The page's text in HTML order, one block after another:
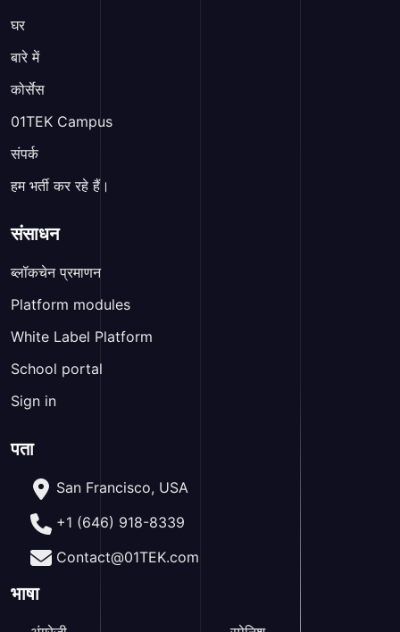
घर
बारे में
कोर्सेस
01TEK Campus
संपर्क
हम भर्ती कर रहे हैं।
संसाधन
ब्लॉकचेन प्रमाणन
Platform modules
White Label Platform
School portal
Sign in
पता
San Francisco, USA
+1 (646) 918-8339
Contact@01TEK.com
भाषा